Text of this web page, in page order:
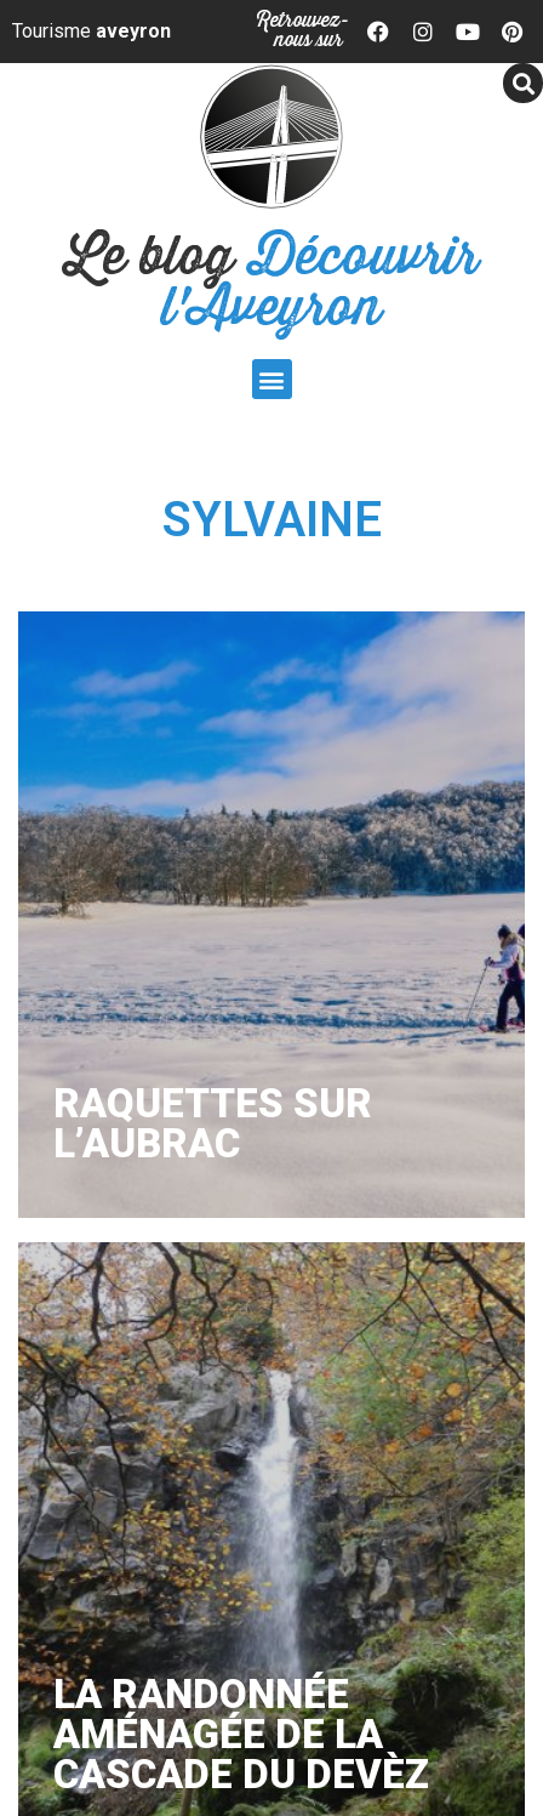
Panneau de gestion des cookies
Tourisme aveyron Retrouvez-
nous sur
Le blogDécouvrir
l'Aveyron
SYLVAINE
RAQUETTES SUR
L’AUBRAC
LA RANDONNÉE
AMÉNAGÉE DE LA
CASCADE DU DEVÈZ